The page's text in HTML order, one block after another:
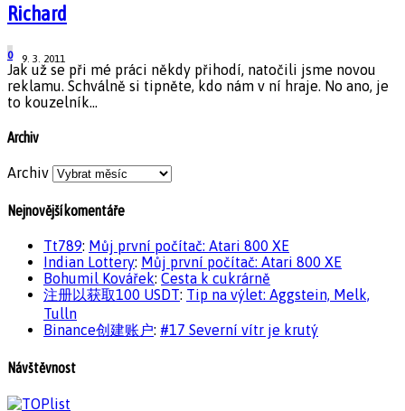
Richard
9. 3. 2011
0
Jak už se při mé práci někdy přihodí, natočili jsme novou
reklamu. Schválně si tipněte, kdo nám v ní hraje. No ano, je
to kouzelník...
Archiv
Archiv
Nejnovější komentáře
Tt789: Můj první počítač: Atari 800 XE
Indian Lottery: Můj první počítač: Atari 800 XE
Bohumil Kovářek: Cesta k cukrárně
注册以获取100 USDT: Tip na výlet: Aggstein, Melk,
Tulln
Binance创建账户: #17 Severní vítr je krutý
Návštěvnost